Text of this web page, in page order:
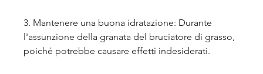
3. Mantenere una buona idratazione: Durante
l'assunzione della granata del bruciatore di grasso,
poiché potrebbe causare effetti indesiderati.